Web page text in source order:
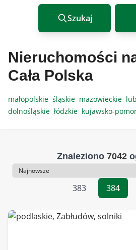
Szukaj
Nieruchomości
Cała Polska
małopolskie śląskie mazowieckie
dolnośląskie łódzkie kujawsko-
Znaleziono 7042
Sortowanie
383
384